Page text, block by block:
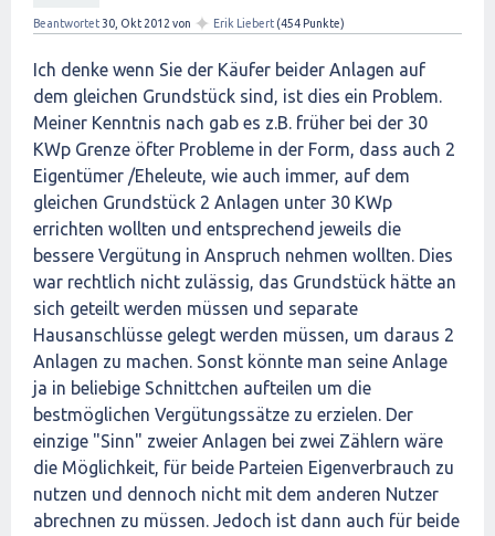
Beantwortet 30, Okt 2012 von ✦ Erik Liebert (454 Punkte)
Ich denke wenn Sie der Käufer beider Anlagen auf
dem gleichen Grundstück sind, ist dies ein Problem.
Meiner Kenntnis nach gab es z.B. früher bei der 30
KWp Grenze öfter Probleme in der Form, dass auch 2
Eigentümer /Eheleute, wie auch immer, auf dem
gleichen Grundstück 2 Anlagen unter 30 KWp
errichten wollten und entsprechend jeweils die
bessere Vergütung in Anspruch nehmen wollten. Dies
war rechtlich nicht zulässig, das Grundstück hätte an
sich geteilt werden müssen und separate
Hausanschlüsse gelegt werden müssen, um daraus 2
Anlagen zu machen. Sonst könnte man seine Anlage
ja in beliebige Schnittchen aufteilen um die
bestmöglichen Vergütungssätze zu erzielen. Der
einzige "Sinn" zweier Anlagen bei zwei Zählern wäre
die Möglichkeit, für beide Parteien Eigenverbrauch zu
nutzen und dennoch nicht mit dem anderen Nutzer
abrechnen zu müssen. Jedoch ist dann auch für beide